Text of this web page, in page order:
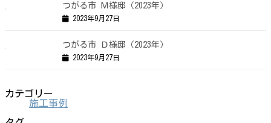
つがる市 Ｍ様邸（2023年）
2023年9月27日
つがる市 Ｄ様邸（2023年）
2023年9月27日
カテゴリー
施工事例